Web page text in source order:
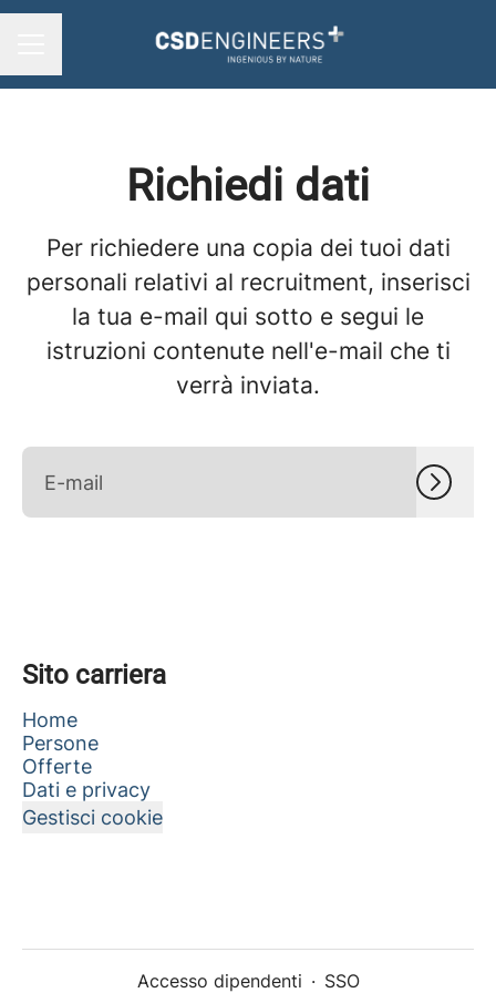
Richiedi dati
Per richiedere una copia dei tuoi dati
personali relativi al recruitment, inserisci
la tua e-mail qui sotto e segui le
istruzioni contenute nell'e-mail che ti
verrà inviata.
Sito carriera
Home
Persone
Offerte
Dati e privacy
Gestisci cookie
Accesso dipendenti · SSO